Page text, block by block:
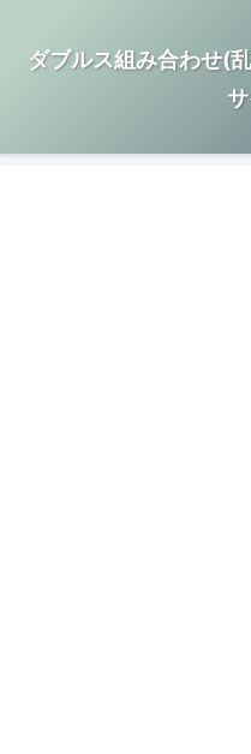
ダブルス組み合わせ(